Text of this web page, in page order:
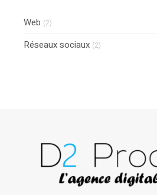
Web (2)
Réseaux sociaux (2)